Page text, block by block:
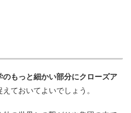
もっと細かい部分にクローズア
えておいてよいでしょう。